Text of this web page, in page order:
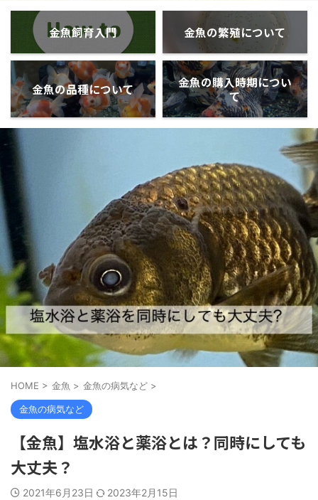
金魚飼育入門 金魚の繁殖について
金魚の品種について
金魚の購入時期につい
て
HOME > 金魚 > 金魚の病気など >
金魚の病気など
【金魚】塩水浴と薬浴とは？同時にしても
大丈夫？
2021年6月23日 2023年2月15日